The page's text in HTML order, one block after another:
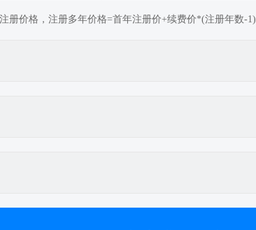
册价格，注册多年价格=首年注册价+续费价*(注册年数-1)